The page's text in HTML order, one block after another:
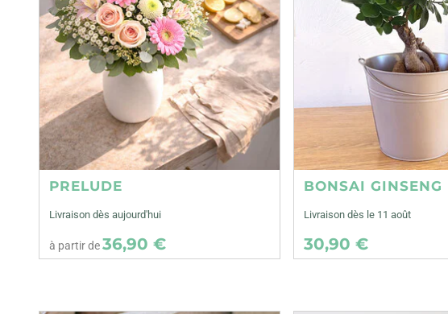
PRELUDE
Livraison dès aujourd'hui
à partir de36,90 €
BONSAI GINSENG
Livraison dès le 11 août
30,90 €